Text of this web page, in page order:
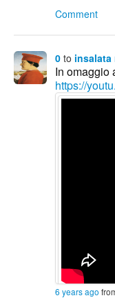
Comment
0 to insalata
In omaggio
https://
6 years ago